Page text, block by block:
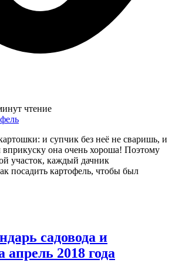
чтение
и супчик без неё не сваришь, и
она очень хороша! Поэтому
участок, каждый дачник
посадить картофель, чтобы был
садовода и
апрель 2018 года